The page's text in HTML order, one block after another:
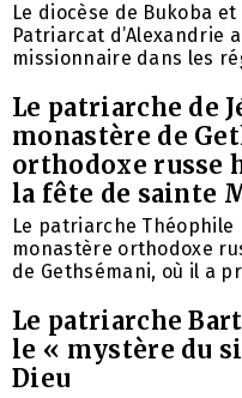
Le diocèse de Bukoba
Patriarcat d’Alexandrie
missionnaire dans les
Le patriarche de
monastère de
orthodoxe russe
la fête de sainte
Le patriarche Théophile
monastère orthodoxe
de Gethsémani, où il a
Le patriarche
le « mystère du
Dieu